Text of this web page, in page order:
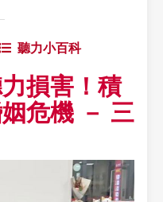
聽力小百科
損害！積
危機 － 三